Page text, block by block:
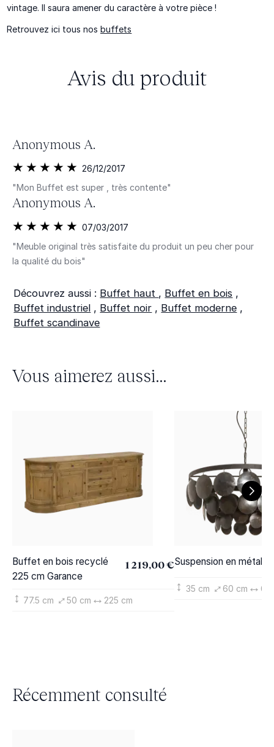
vintage. Il saura amener du caractère à votre pièce !
Retrouvez ici tous nosbuffets
Avis du produit
Anonymous A.
26/12/2017
"Mon Buffet est super , très contente"
Anonymous A.
07/03/2017
"Meuble original très satisfaite du produit un peu cher pour
la qualité du bois"
Découvrez aussi : Buffet haut , Buffet en bois ,
Buffet industriel , Buffet noir , Buffet moderne ,
Buffet scandinave
Vous aimerez aussi...
Buffet en bois recyclé
225 cm Garance
1 219,00 €
77.5 cm 50 cm 225 cm
Suspension en métal
35 cm 60 cm 60
Récemment consulté